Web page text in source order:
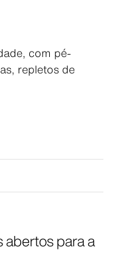
com pé-
repletos de
abertos para a